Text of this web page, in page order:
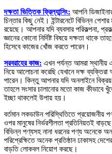
দক্ষতা ভিত্তিক ফ্রিল্যান্সিং: আপনি
চিন্তার কিছু নেই। ইন্টারনেটে বিভিন্ন
রয়েছে। আপনার যদি ব্যবসার পরিকল্পনা,
জ্ঞানের কোনো নির্দিষ্ট বিষয়ে দক্ষতা থাকে
হিসেবে কাজের খোঁজ করতে পারেন।
সরবরাহের কাজ: এখন পর্যন্ত আমরা স্থানীয়
নিয়ে আলোচনা করেছি যেখানে দক্ষ
পারেন। কিন্তু আপনার যদি অনলাইনে
তাহলে সংসার চালানোর মতো কাজ কীভাবে
ইচ্ছা থাকলেই উপায় হয়।
বর্তমান লকডাউন পরিস্থিতিতে প্রয়োজনীয়
ওপর মানুষের নির্ভরশীলতা প্রতিনিয়তই
বিভিন্ন পণ্যসহ নানা ধরনের পণ্য অনেকে
পরিপ্রেক্ষিতে অনেক প্রতিষ্ঠান ঢাকাসহ
বাড়তি লোকবল নিয়োগ করছে।